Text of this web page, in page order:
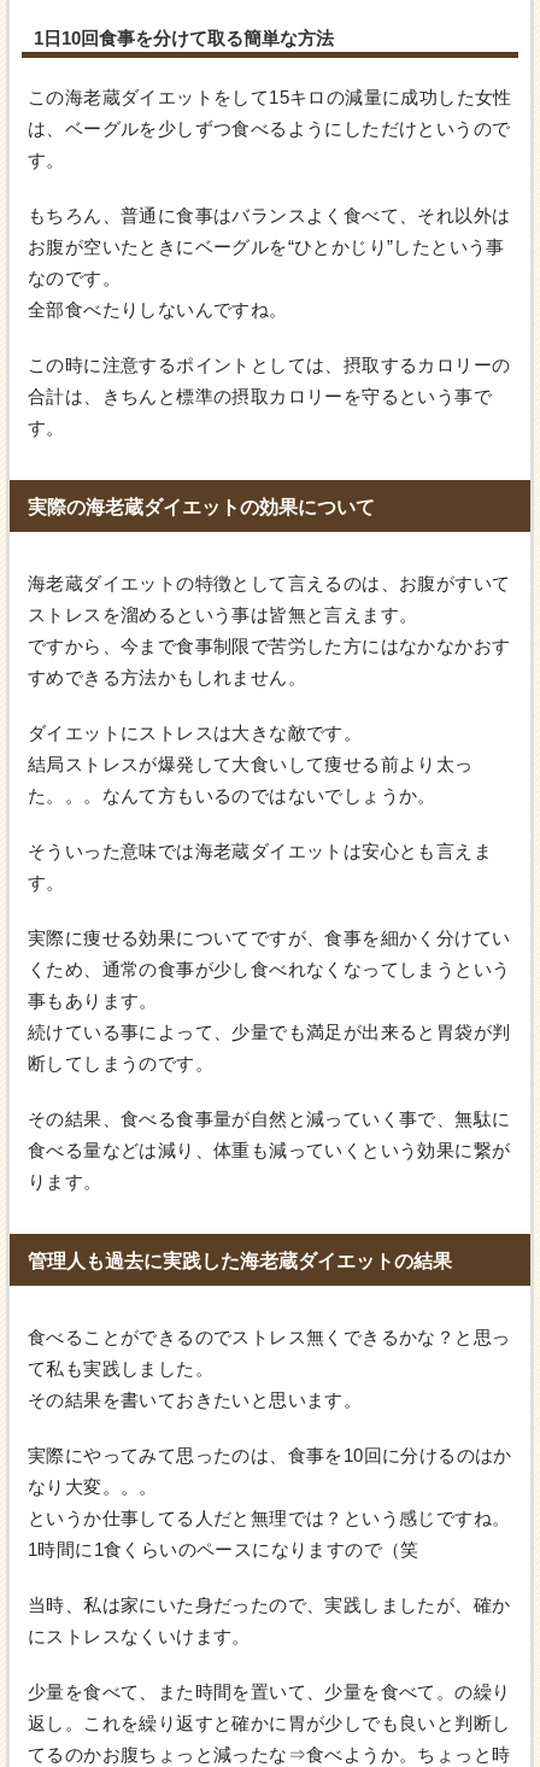
1日10回食事を分けて取る簡単な方法
この海老蔵ダイエットをして15キロの減量に成功した女性
は、ベーグルを少しずつ食べるようにしただけというので
す。
もちろん、普通に食事はバランスよく食べて、それ以外は
お腹が空いたときにベーグルを“ひとかじり”したという事
なのです。
全部食べたりしないんですね。
この時に注意するポイントとしては、摂取するカロリーの
合計は、きちんと標準の摂取カロリーを守るという事で
す。
実際の海老蔵ダイエットの効果について
海老蔵ダイエットの特徴として言えるのは、お腹がすいて
ストレスを溜めるという事は皆無と言えます。
ですから、今まで食事制限で苦労した方にはなかなかおす
すめできる方法かもしれません。
ダイエットにストレスは大きな敵です。
結局ストレスが爆発して大食いして痩せる前より太っ
た。。。なんて方もいるのではないでしょうか。
そういった意味では海老蔵ダイエットは安心とも言えま
す。
実際に痩せる効果についてですが、食事を細かく分けてい
くため、通常の食事が少し食べれなくなってしまうという
事もあります。
続けている事によって、少量でも満足が出来ると胃袋が判
断してしまうのです。
その結果、食べる食事量が自然と減っていく事で、無駄に
食べる量などは減り、体重も減っていくという効果に繋が
ります。
管理人も過去に実践した海老蔵ダイエットの結果
食べることができるのでストレス無くできるかな？と思っ
て私も実践しました。
その結果を書いておきたいと思います。
実際にやってみて思ったのは、食事を10回に分けるのはか
なり大変。。。
というか仕事してる人だと無理では？という感じですね。
1時間に1食くらいのペースになりますので（笑
当時、私は家にいた身だったので、実践しましたが、確か
にストレスなくいけます。
少量を食べて、また時間を置いて、少量を食べて。の繰り
返し。これを繰り返すと確かに胃が少しでも良いと判断し
てるのかお腹ちょっと減ったな⇒食べようか。ちょっと時